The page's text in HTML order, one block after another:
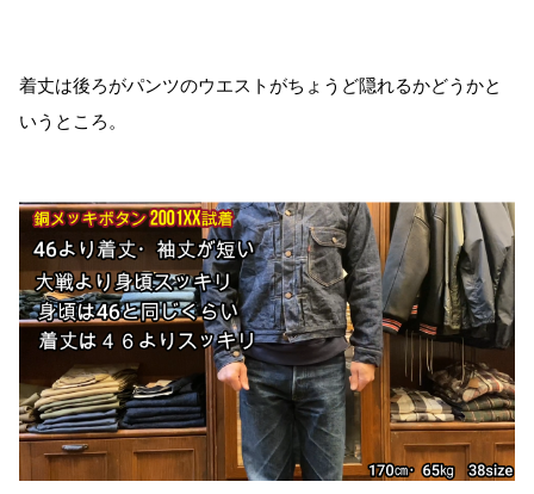
着丈は後ろがパンツのウエストがちょうど隠れるかどうかと
いうところ。